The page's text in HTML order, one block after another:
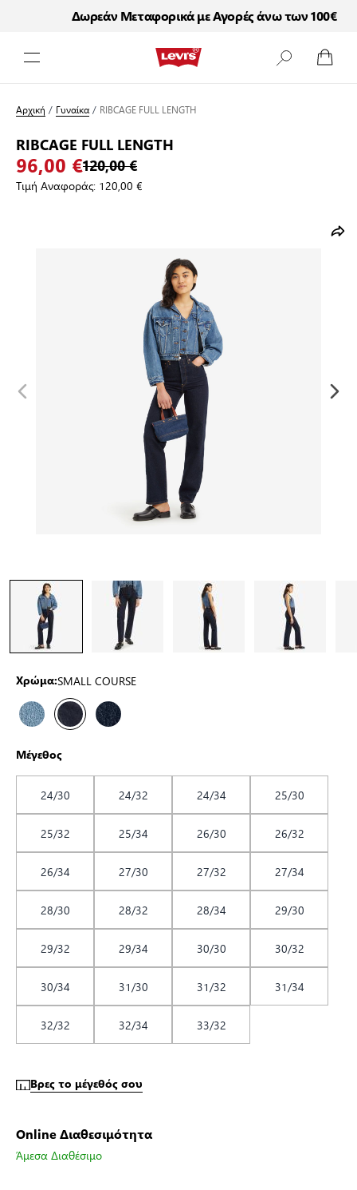
Δωρεάν Μεταφορικά με Αγορές άνω των 100€
Αρχική / Γυναίκα/ RIBCAGE FULL LENGTH
RIBCAGE FULL LENGTH
96,00 €120,00 €
Τιμή Αναφοράς: 120,00 €
Χρώμα:SMALL COURSE
Μέγεθος
24/30 24/32 24/34
25/30
25/32
25/34 26/30
26/32
26/34
27/30 27/32
27/34
28/30
28/32 28/34
29/30
29/32
29/34 30/30
30/32
30/34
31/30 31/32
31/34
32/32
32/34 33/32
Βρες το μέγεθός σου
Online Διαθεσιμότητα
Άμεσα Διαθέσιμο